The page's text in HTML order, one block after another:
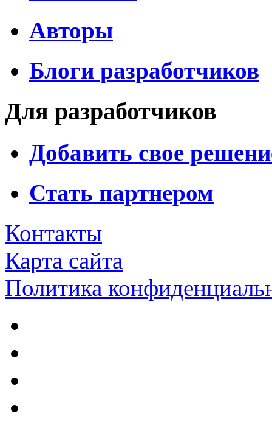
Авторы
Блоги разработчиков
Для разработчиков
Добавить свое
Стать партнером
Контакты
Карта сайта
Политика